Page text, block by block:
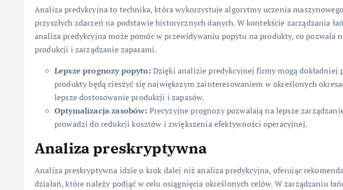
Analiza predykcyjna to technika, która wykorzystuje algorytmy uczenia
przyszłych zdarzeń na podstawie historycznych danych. W kontekście zarządzania
analiza predykcyjna może pomóc w przewidywaniu popytu na produkty, co pozwala
produkcji i zarządzanie zapasami.
Lepsze prognozy popytu:Dzięki analizie predykcyjnej firmy mogą dokładniej
produkty będą cieszyć się największym zainteresowaniem w określonych
lepsze dostosowanie produkcji i zapasów.
Optymalizacja zasobów: Precyzyjne prognozy pozwalają na lepsze
prowadzi do redukcji kosztów i zwiększenia efektywności operacyjnej.
Analiza preskryptywna
Analiza preskryptywna idzie o krok dalej niż analiza predykcyjna, oferując
działań, które należy podjąć w celu osiągnięcia określonych celów. W zarządzaniu